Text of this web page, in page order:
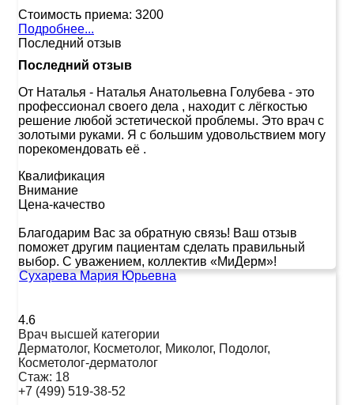
Стоимость приема: 3200
Подробнее...
Последний отзыв
Последний отзыв
От Наталья - Наталья Анатольевна Голубева - это
профессионал своего дела , находит с лёгкостью
решение любой эстетической проблемы. Это врач с
золотыми руками. Я с большим удовольствием могу
порекомендовать её .
Квалификация
Внимание
Цена-качество
Благодарим Вас за обратную связь! Ваш отзыв
поможет другим пациентам сделать правильный
выбор. С уважением, коллектив «МиДерм»!
Сухарева Мария Юрьевна
4.6
Врач высшей категории
Дерматолог, Косметолог, Миколог, Подолог,
Косметолог-дерматолог
Стаж: 18
+7 (499) 519-38-52